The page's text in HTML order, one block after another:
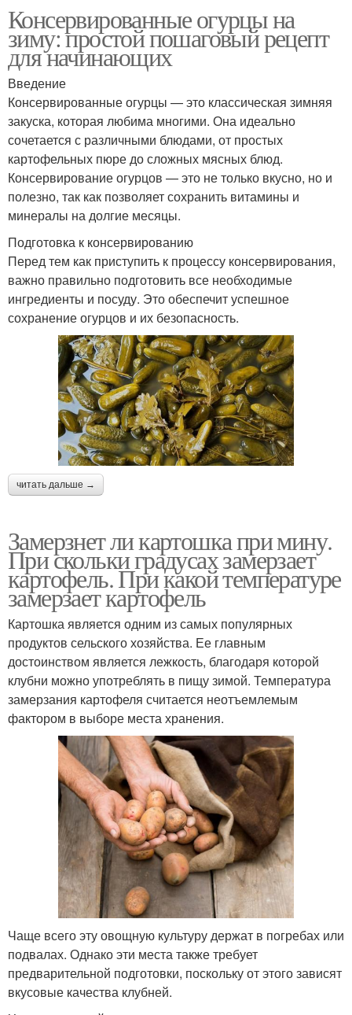
Консервированные огурцы на
зиму: простой пошаговый рецепт
для начинающих
Введение
Консервированные огурцы — это классическая зимняя
закуска, которая любима многими. Она идеально
сочетается с различными блюдами, от простых
картофельных пюре до сложных мясных блюд.
Консервирование огурцов — это не только вкусно, но и
полезно, так как позволяет сохранить витамины и
минералы на долгие месяцы.
Подготовка к консервированию
Перед тем как приступить к процессу консервирования,
важно правильно подготовить все необходимые
ингредиенты и посуду. Это обеспечит успешное
сохранение огурцов и их безопасность.
читать дальше →
Замерзнет ли картошка при мину.
При скольки градусах замерзает
картофель. При какой температуре
замерзает картофель
Картошка является одним из самых популярных
продуктов сельского хозяйства. Ее главным
достоинством является лежкость, благодаря которой
клубни можно употреблять в пищу зимой. Температура
замерзания картофеля считается неотъемлемым
фактором в выборе места хранения.
Чаще всего эту овощную культуру держат в погребах или
подвалах. Однако эти места также требует
предварительной подготовки, поскольку от этого зависят
вкусовые качества клубней.